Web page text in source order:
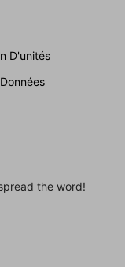
D'unités
the word!